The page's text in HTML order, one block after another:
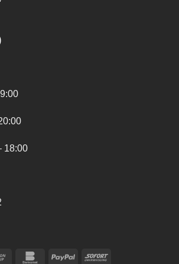
Cash BankomatPayPal Sofort